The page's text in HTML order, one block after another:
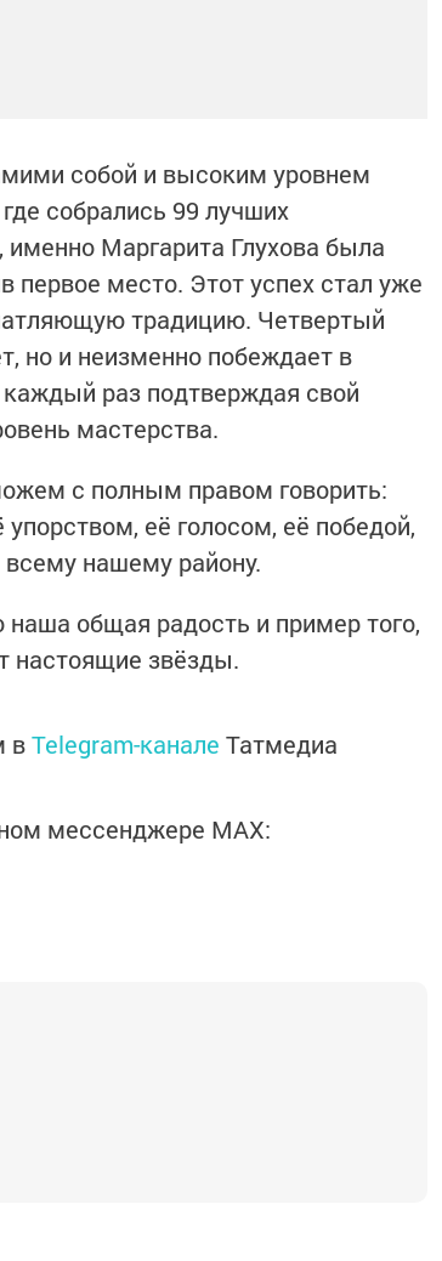
собой и высоким уровнем
собрались 99 лучших
именно Маргарита Глухова была
место. Этот успех стал уже
традицию. Четвертый
но и неизменно побеждает в
раз подтверждая свой
мастерства.
с полным правом говорить:
её голосом, её победой,
всему нашему району.
общая радость и пример того,
настоящие звёзды.
вTelegram-канале Татмедиа
мессенджере MАХ: